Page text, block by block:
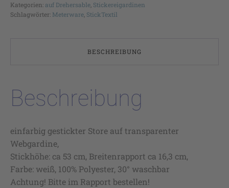
Kategorien: auf Drehersable, Stickereigardinen
Schlagwörter: Meterware, StickTextil
BESCHREIBUNG
Beschreibung
einfarbig gestickter Store auf transparenter
Webgardine,
Stickhöhe: ca 53 cm, Breitenrapport ca 16,3 cm,
Farbe: weiß, 100% Polyester, 30° waschbar
Achtung! Bitte im Rapport bestellen!